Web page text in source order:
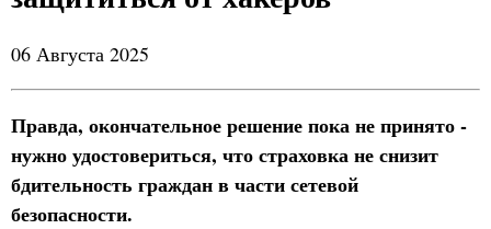
06 Августа 2025
Правда, окончательное решение пока не принято -
нужно удостовериться, что страховка не снизит
бдительность граждан в части сетевой
безопасности.